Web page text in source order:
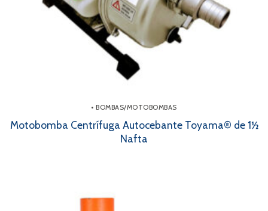
• BOMBAS/MOTOBOMBAS
Motobomba Centrífuga Autocebante Toyama® de 1½
Nafta